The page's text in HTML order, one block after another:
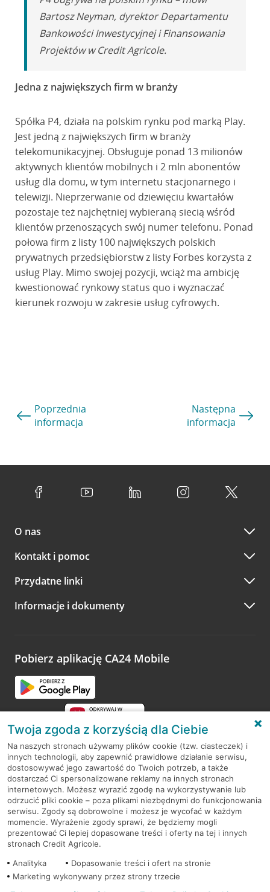
Bartosz Neyman, dyrektor Departamentu
Bankowości Inwestycyjnej i Finansowania
Projektów w Credit Agricole.
Jedna z największych firm w branży
Spółka P4, działa na polskim rynku pod marką Play.
Jest jedną z największych firm w branży
telekomunikacyjnej. Obsługuje ponad 13 milionów
aktywnych klientów mobilnych i 2 mln abonentów
usług dla domu, w tym internetu stacjonarnego i
telewizji. Nieprzerwanie od dziewięciu kwartałów
pozostaje też najchętniej wybieraną siecią wśród
klientów przenoszących swój numer telefonu. Ponad
połowa firm z listy 100 największych polskich
prywatnych przedsiębiorstw z listy Forbes korzysta z
usług Play. Mimo swojej pozycji, wciąż ma ambicję
kwestionować rynkowy status quo i wyznaczać
kierunek rozwoju w zakresie usług cyfrowych.
Poprzednia
informacja
Następna
informacja
O nas
Kontakt i pomoc
Przydatne linki
Informacje i dokumenty
Pobierz aplikację CA24 Mobile
RODO
Regulamin serwisu
Mapa serwisu
PolitykaCookies
Twoja zgoda z korzyścią dla Ciebie
Na naszych stronach używamy plików cookie (tzw. ciasteczek) i
innych technologii, aby zapewnić prawidłowe działanie serwisu,
dostosowywać jego zawartość do Twoich potrzeb, a także
dostarczać Ci spersonalizowane reklamy na innych stronach
internetowych. Możesz wyrazić zgodę na wykorzystywanie lub
odrzucić pliki cookie – poza plikami niezbędnymi do funkcjonowania
serwisu. Zgody są dobrowolne i możesz je wycofać w każdym
momencie. Wyrażenie zgody sprawi, że będziemy mogli
prezentować Ci lepiej dopasowane treści i oferty na tej i innych
stronach Credit Agricole.
Analityka
Dopasowanie treści i ofert na stronie
Marketing wykonywany przez strony trzecie